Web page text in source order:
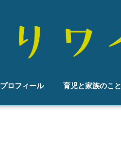
プロフィール 育児と家族のこと